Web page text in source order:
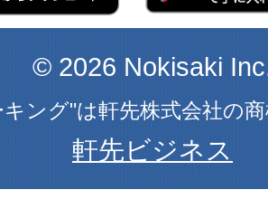
© 2026 Nokisaki
ング"は軒先株式会社の
軒先ビジネス